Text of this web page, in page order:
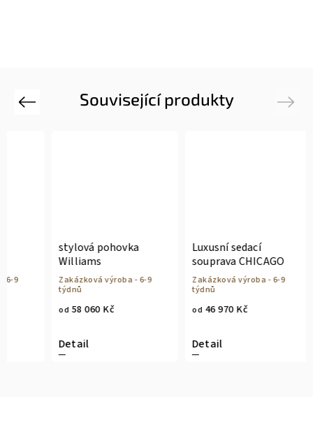
Související produkty
Previous
9
stylová pohovka
Williams
Zakázková výroba - 6-9
týdnů
od58 060 Kč
Detail
Luxusní sedací
souprava CHICAGO
Zakázková výroba - 6-9
týdnů
od46 970 Kč
Detail
Next